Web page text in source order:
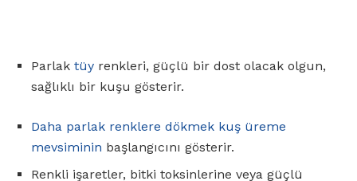
Parlak tüy renkleri, güçlü bir dost olacak olgun,
sağlıklı bir kuşu gösterir.
Daha parlak renklere dökmek kuş üreme
mevsiminin başlangıcını gösterir.
Renkli işaretler, bitki toksinlerine veya güçlü